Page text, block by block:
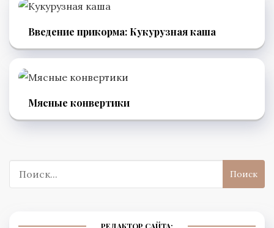
Введение прикорма: Кукурузная каша
Мясные конвертики
Поиск: